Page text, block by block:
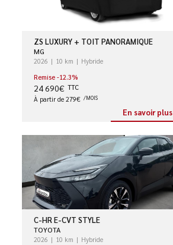
ZS LUXURY + TOIT PANORAMIQUE
MG
2026 10 km
Hybride
Remise -12.3%
24 690€ TTC
À partir de 279€ /MOIS
En savoir plus
C-HR E-CVT STYLE
TOYOTA
2026 10 km Hybride